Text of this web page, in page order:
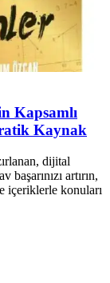
Kapsamlı
Kaynak
dijital
artırın,
içeriklerle konuları